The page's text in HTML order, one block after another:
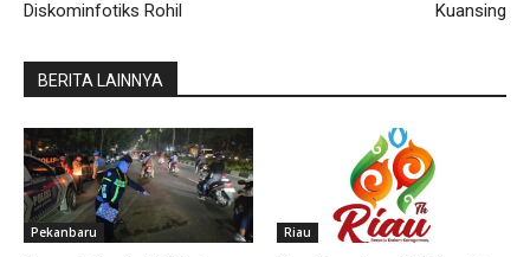
Diskominfotiks Rohil
Kuansing
BERITA LAINNYA
Pekanbaru Riau